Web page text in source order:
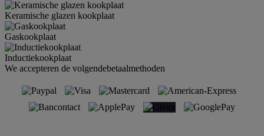
Keramische glazen kookplaat
Gaskookplaat
Inductiekookplaat
We accepteren de volgendebetaalmethoden